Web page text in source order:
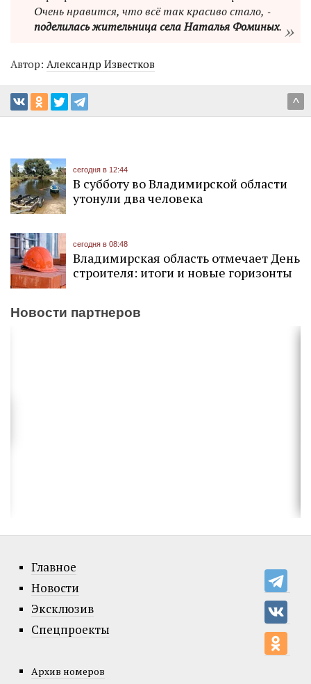
Очень нравится, что всё так красиво стало, ‑
поделилась жительница села Наталья Фоминых.
Автор: Александр Известков
^
сегодня в 12:44
В субботу во Владимирской области
утонули два человека
сегодня в 08:48
Владимирская область отмечает День
строителя: итоги и новые горизонты
Новости партнеров
Главное
Новости
Эксклюзив
Спецпроекты
Архив номеров